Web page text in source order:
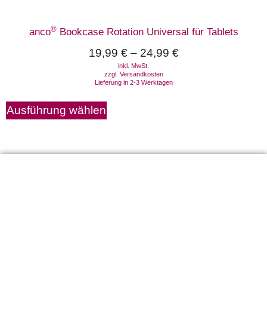
anco®Bookcase Rotation Universal für Tablets
19,99 €– 24,99 €
inkl. MwSt.
zzgl. Versandkosten
Lieferung in 2-3 Werktagen
Ausführung wählen